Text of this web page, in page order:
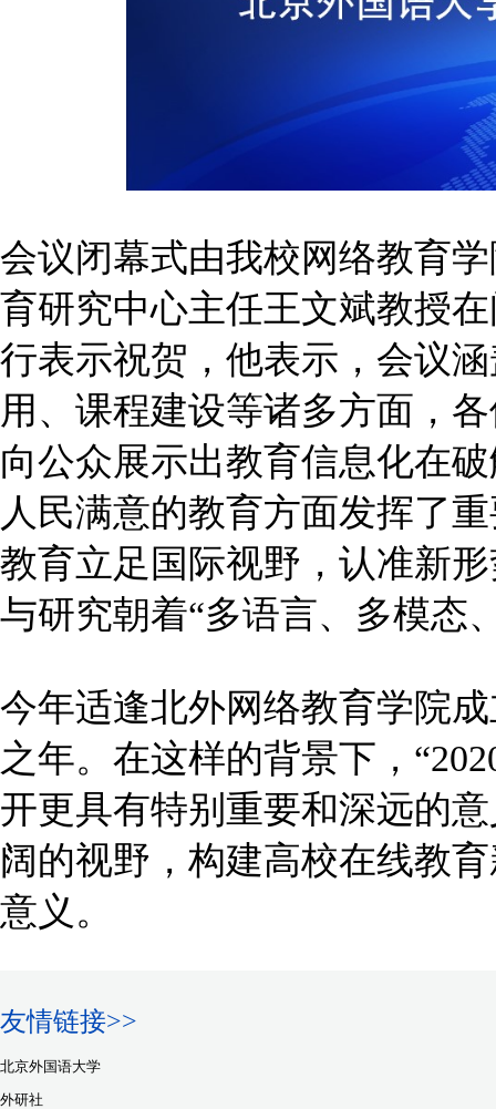
会议闭幕式由我校网络教育
育研究中心主任王文斌教授
行表示祝贺，他表示，会议
用、课程建设等诸多方面，
向公众展示出教育信息化在
人民满意的教育方面发挥了
教育立足国际视野，认准新
与研究朝着“多语言、多模态
今年适逢北外网络教育学院
之年。在这样的背景下，
开更具有特别重要和深远的
阔的视野，构建高校在线教
意义。
友情链接>>
北京外国语大学
外研社